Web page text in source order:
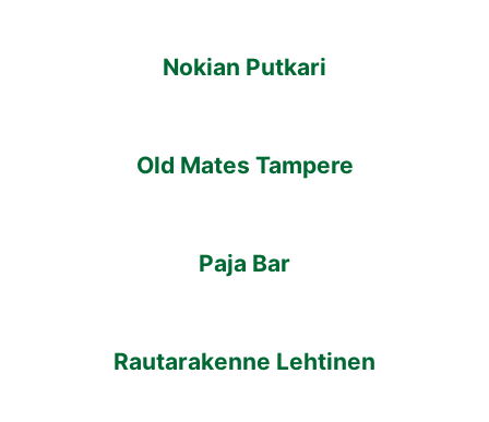
Nokian Putkari
Old Mates Tampere
Paja Bar
Rautarakenne Lehtinen